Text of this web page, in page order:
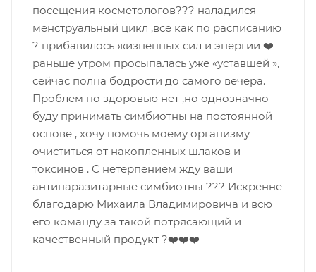
посещения косметологов??? наладился
менструальный цикл ,все как по расписанию
? прибавилось жизненных сил и энергии ❤️
раньше утром просыпалась уже «уставшей »,
сейчас полна бодрости до самого вечера.
Проблем по здоровью нет ,но однозначно
буду принимать симбиотны на постоянной
основе , хочу помочь моему организму
очиститься от накопленных шлаков и
токсинов . С нетерпением жду ваши
антипаразитарные симбиотны ??? Искренне
благодарю Михаила Владимировича и всю
его команду за такой потрясающий и
качественный продукт ?❤️❤️❤️